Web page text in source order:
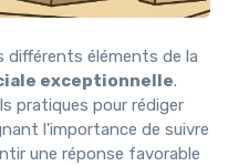
différents éléments de la
exceptionnelle.
pratiques pour rédiger
l'importance de suivre
une réponse favorable